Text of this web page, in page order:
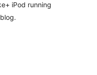
iPod running